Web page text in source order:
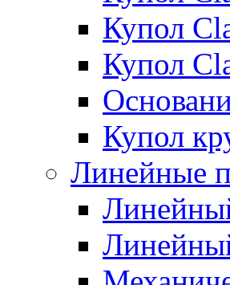
Купол
Купол
Купол
Линейные